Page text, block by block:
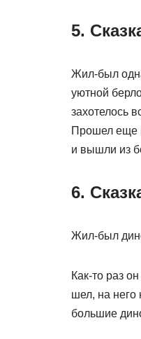
5.
Жил-был
уютной
захотелось
Прошел еще
и вышли из
6.
Жил-был
Как-то раз
шел, на него
большие